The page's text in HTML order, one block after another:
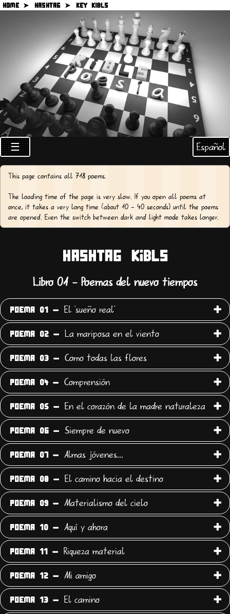
HOME ➤ HASHTAG ➤ KEY KIBLS
☰ Español
This page contains all 718 poems.
The loading time of the page is very slow. If you open all poems at
once, it takes a very long time (about 10 - 40 seconds) until the poems
are opened. Even the switch between dark and light mode takes longer.
HASHTAG KiBLS
Libro 01 - Poemas del nuevo tiempos
POEMA 01 - El 'sueño real'
POEMA 02 - La mariposa en el viento
POEMA 03 - Como todas las flores
POEMA 04 - Comprensión
POEMA 05 - En el corazón de la madre naturaleza
POEMA 06 - Siempre de nuevo
POEMA 07 - Almas jóvenes...
POEMA 08 - El camino hacia el destino
POEMA 09 - Materialismo del cielo
POEMA 10 - Aquí y ahora
POEMA 11 - Riqueza material
POEMA 12 - Mi amigo
POEMA 13 - El camino